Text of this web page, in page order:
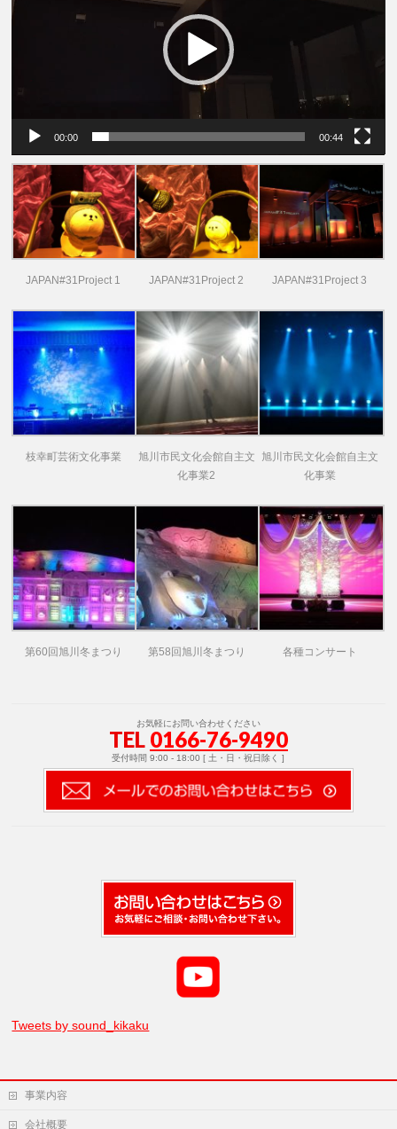
レ
00:00 00:44
JAPAN#31Project 1 JAPAN#31Project 2 JAPAN#31Project 3
枝幸町芸術文化事業
旭川市民文化会館自主文
化事業2
旭川市民文化会館自主文
化事業
第60回旭川冬まつり 第58回旭川冬まつり 各種コンサート
お気軽にお問い合わせください
TEL 0166-76-9490
受付時間 9:00 - 18:00 [ 土・日・祝日除く ]
Tweets by sound_kikaku
事業内容
会社概要